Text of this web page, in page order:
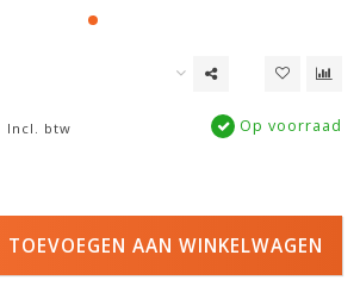
Incl. btw Op voorraad
TOEVOEGEN AAN WINKELWAGEN